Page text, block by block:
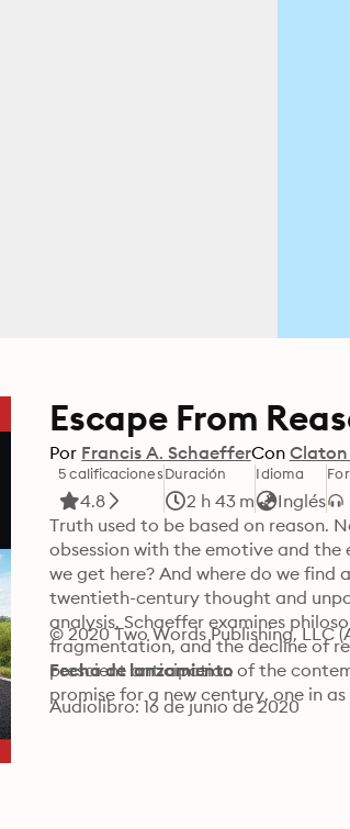
Escape From
Por Francis A. SchaefferCon Claton
5 calificaciones
4.8
Duración
2 h 43 m
Idioma
Inglés
Truth used to be based on reason.
obsession with the emotive and the
we get here? And where do we find
twentieth-century thought and
analysis, Schaeffer examines
fragmentation, and the decline of
prescient anticipation of the
promise for a new century, one in
© 2020 Two Words Publishing, LLC
Fecha de lanzamiento
Audiolibro: 16 de junio de 2020